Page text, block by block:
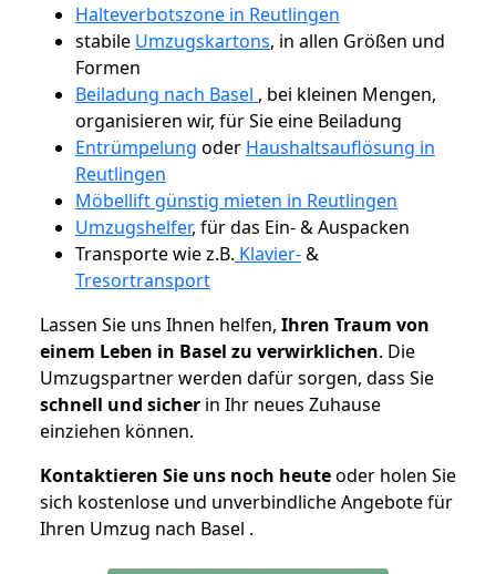
Halteverbotszone in Reutlingen
stabile Umzugskartons, in allen Größen und
Formen
Beiladung nach Basel , bei kleinen Mengen,
organisieren wir, für Sie eine Beiladung
Entrümpelung oder Haushaltsauflösung in
Reutlingen
Möbellift günstig mieten in Reutlingen
Umzugshelfer, für das Ein- & Auspacken
Transporte wie z.B. Klavier-&
Tresortransport
Lassen Sie uns Ihnen helfen, Ihren Traum von
einem Leben in Basel zu verwirklichen. Die
Umzugspartner werden dafür sorgen, dass Sie
schnell und sicher in Ihr neues Zuhause
einziehen können.
Kontaktieren Sie uns noch heuteoder holen Sie
sich kostenlose und unverbindliche Angebote für
Ihren Umzug nach Basel .